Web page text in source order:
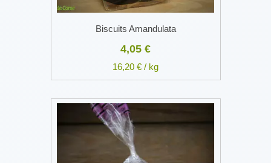
Biscuits Amandulata
4,05 €
16,20 € / kg